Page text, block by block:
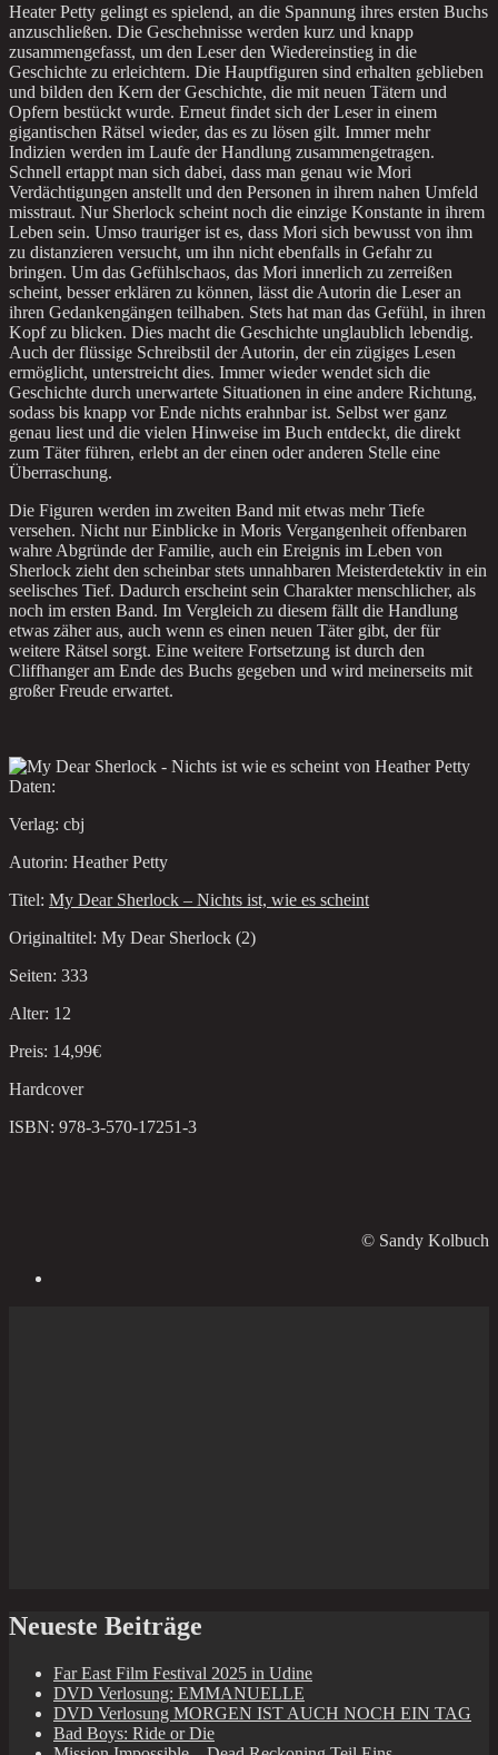
Heater Petty gelingt es spielend, an die Spannung ihres ersten Buchs
anzuschließen. Die Geschehnisse werden kurz und knapp
zusammengefasst, um den Leser den Wiedereinstieg in die
Geschichte zu erleichtern. Die Hauptfiguren sind erhalten geblieben
und bilden den Kern der Geschichte, die mit neuen Tätern und
Opfern bestückt wurde. Erneut findet sich der Leser in einem
gigantischen Rätsel wieder, das es zu lösen gilt. Immer mehr
Indizien werden im Laufe der Handlung zusammengetragen.
Schnell ertappt man sich dabei, dass man genau wie Mori
Verdächtigungen anstellt und den Personen in ihrem nahen Umfeld
misstraut. Nur Sherlock scheint noch die einzige Konstante in ihrem
Leben sein. Umso trauriger ist es, dass Mori sich bewusst von ihm
zu distanzieren versucht, um ihn nicht ebenfalls in Gefahr zu
bringen. Um das Gefühlschaos, das Mori innerlich zu zerreißen
scheint, besser erklären zu können, lässt die Autorin die Leser an
ihren Gedankengängen teilhaben. Stets hat man das Gefühl, in ihren
Kopf zu blicken. Dies macht die Geschichte unglaublich lebendig.
Auch der flüssige Schreibstil der Autorin, der ein zügiges Lesen
ermöglicht, unterstreicht dies. Immer wieder wendet sich die
Geschichte durch unerwartete Situationen in eine andere Richtung,
sodass bis knapp vor Ende nichts erahnbar ist. Selbst wer ganz
genau liest und die vielen Hinweise im Buch entdeckt, die direkt
zum Täter führen, erlebt an der einen oder anderen Stelle eine
Überraschung.
Die Figuren werden im zweiten Band mit etwas mehr Tiefe
versehen. Nicht nur Einblicke in Moris Vergangenheit offenbaren
wahre Abgründe der Familie, auch ein Ereignis im Leben von
Sherlock zieht den scheinbar stets unnahbaren Meisterdetektiv in ein
seelisches Tief. Dadurch erscheint sein Charakter menschlicher, als
noch im ersten Band. Im Vergleich zu diesem fällt die Handlung
etwas zäher aus, auch wenn es einen neuen Täter gibt, der für
weitere Rätsel sorgt. Eine weitere Fortsetzung ist durch den
Cliffhanger am Ende des Buchs gegeben und wird meinerseits mit
großer Freude erwartet.
Daten:
Verlag: cbj
Autorin: Heather Petty
Titel: My Dear Sherlock – Nichts ist, wie es scheint
Originaltitel: My Dear Sherlock (2)
Seiten: 333
Alter: 12
Preis: 14,99€
Hardcover
ISBN: 978-3-570-17251-3
© Sandy Kolbuch
Neueste Beiträge
Far East Film Festival 2025 in Udine
DVD Verlosung: EMMANUELLE
DVD Verlosung MORGEN IST AUCH NOCH EIN TAG
Bad Boys: Ride or Die